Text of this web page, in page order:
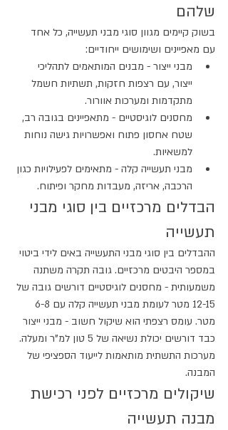
שלהם
בשוק קיימים מגוון סוגי מבני תעשייה, כל אחד
עם מאפיינים ושימושים ייחודיים:
מבני ייצור - מבנים המותאמים לתהליכי
ייצור, עם רצפות חזקות, תשתיות חשמל
מתקדמות ומערכות אוורור.
מחסנים לוגיסטיים - מתאפיינים בגובה רב,
שטח אחסון פתוח ואפשרויות גישה נוחות
למשאיות.
מבני תעשייה קלה - מתאימים לפעילויות כגון
הרכבה, אריזה, מעבדות מחקר ופיתוח.
הבדלים מרכזיים בין סוגי מבני
תעשייה
ההבדלים בין סוגי מבני התעשייה באים לידי ביטוי
במספר היבטים מרכזיים. גובה תקרה משתנה
משמעותית - מחסנים לוגיסטיים דורשים גובה של
מטר. עומס רצפתי הוא שיקול חשוב - מבני ייצור
כבד דורשים יכולת נשיאה של 5 טון למ"ר ומעלה.
מערכות התשתית מותאמות לייעוד הספציפי של
המבנה.
שיקולים מרכזיים לפני רכישת
מבנה תעשייה